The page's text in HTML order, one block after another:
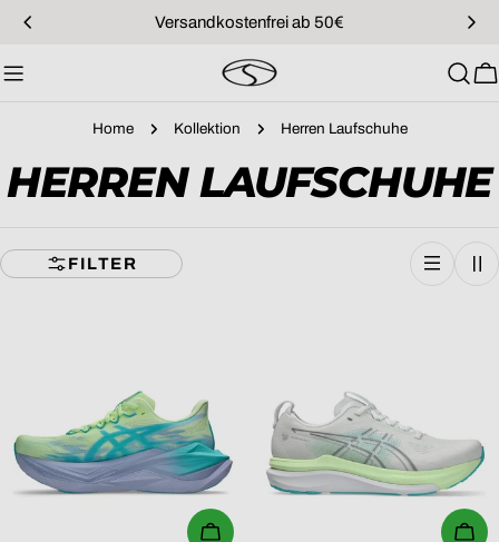
Zum
springen
Versandkostenfrei ab 50€
Home Kollektion Herren Laufschuhe
S
M
U
N
HERREN LAUFSCHUHE
FILTER
WÄHLEN SIE OPTIONEN